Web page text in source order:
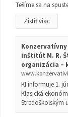
Tešíme sa na
Zistiť viac
inštitút M. R.
organizácia –
KI informuje 1.
Klasická
Stredoškolským